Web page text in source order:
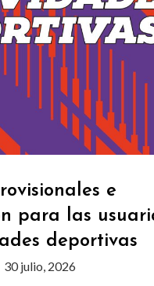
e
para las
deportivas
30 julio, 2026